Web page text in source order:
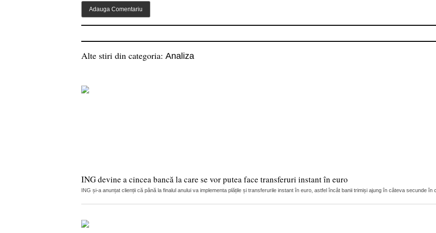
Alte stiri din categoria: Analiza
ING devine a cincea bancă la care se vor putea face transferuri instant în euro
ING și-a anunțat clienții că până la finalul anului va implementa plățile și transferurile instant în euro, astfel încât banii trimiși ajung în câteva secunde în